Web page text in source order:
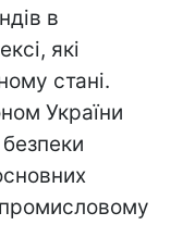
в
які
стані.
України